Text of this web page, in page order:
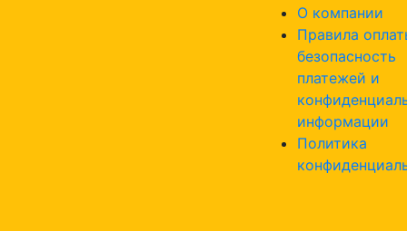
О компании
Правила
безопасность
платежей и
информации
Политика